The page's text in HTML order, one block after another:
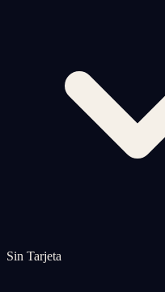
Sin Tarjeta